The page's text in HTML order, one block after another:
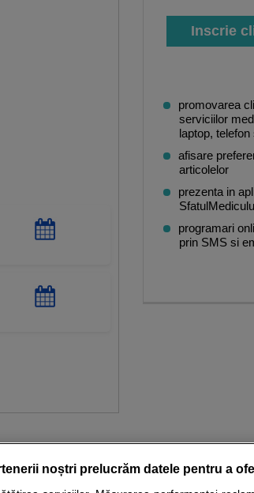
Inscrie
promovarea
serviciilor
laptop,
afisare
articolelor
prezenta in
programari
prin SMS si
noștri prelucrăm datele pentru a